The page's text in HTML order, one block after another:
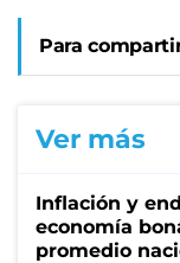
Para
Ver más
Inflación y
economía
promedio